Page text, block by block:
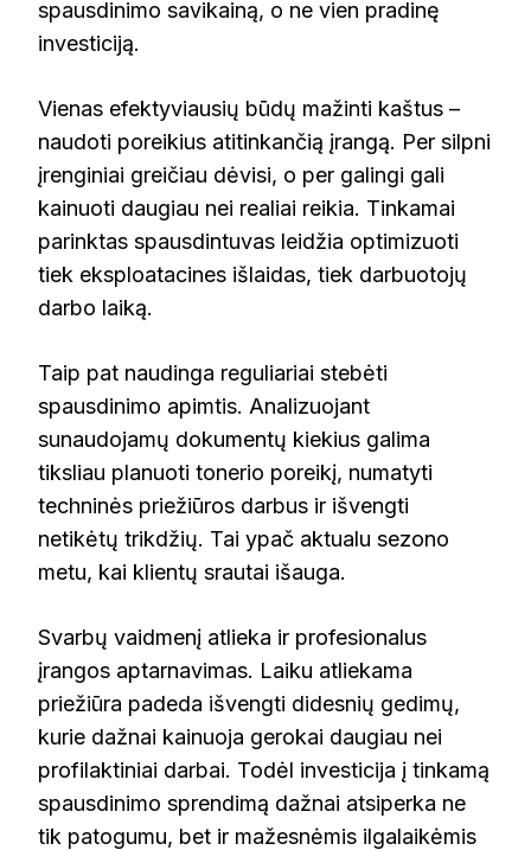
spausdinimo savikainą, o ne vien pradinę
investiciją.
Vienas efektyviausių būdų mažinti kaštus –
naudoti poreikius atitinkančią įrangą. Per silpni
įrenginiai greičiau dėvisi, o per galingi gali
kainuoti daugiau nei realiai reikia. Tinkamai
parinktas spausdintuvas leidžia optimizuoti
tiek eksploatacines išlaidas, tiek darbuotojų
darbo laiką.
Taip pat naudinga reguliariai stebėti
spausdinimo apimtis. Analizuojant
sunaudojamų dokumentų kiekius galima
tiksliau planuoti tonerio poreikį, numatyti
techninės priežiūros darbus ir išvengti
netikėtų trikdžių. Tai ypač aktualu sezono
metu, kai klientų srautai išauga.
Svarbų vaidmenį atlieka ir profesionalus
įrangos aptarnavimas. Laiku atliekama
priežiūra padeda išvengti didesnių gedimų,
kurie dažnai kainuoja gerokai daugiau nei
profilaktiniai darbai. Todėl investicija į tinkamą
spausdinimo sprendimą dažnai atsiperka ne
tik patogumu, bet ir mažesnėmis ilgalaikėmis